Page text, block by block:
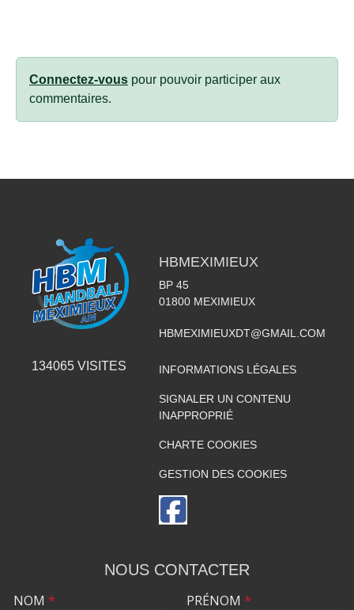
Connectez-vous pour pouvoir participer aux
commentaires.
134065 VISITES
HBMEXIMIEUX
BP 45
01800 MEXIMIEUX
HBMEXIMIEUXDT@GMAIL.COM
INFORMATIONS LÉGALES
SIGNALER UN CONTENU
INAPPROPRIÉ
CHARTE COOKIES
GESTION DES COOKIES
NOUS CONTACTER
NOM * PRÉNOM *